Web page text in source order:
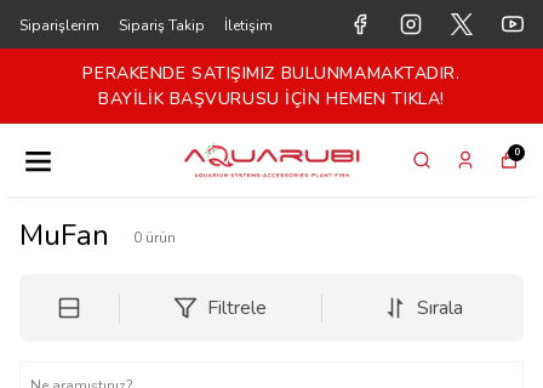
Siparişlerim Sipariş Takip İletişim
PERAKENDE SATIŞIMIZ BULUNMAMAKTADIR.
BAYİLİK BAŞVURUSU İÇİN HEMEN TIKLA!
0
MuFan 0 ürün
Filtrele Sırala